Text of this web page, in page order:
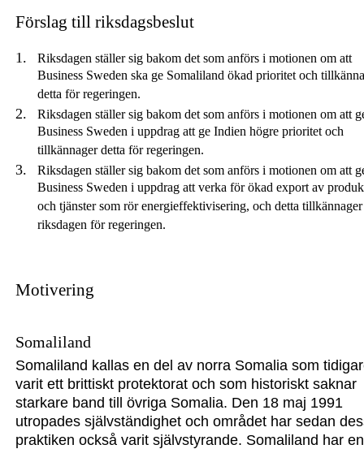
Förslag till riksdagsbeslut
Riksdagen ställer sig bakom det som anförs i motionen om att
Business Sweden ska ge Somaliland ökad prioritet och
detta för regeringen.
Riksdagen ställer sig bakom det som anförs i motionen om att
Business Sweden i uppdrag att ge Indien högre prioritet och
tillkännager detta för regeringen.
Riksdagen ställer sig bakom det som anförs i motionen om att
Business Sweden i uppdrag att verka för ökad export av
och tjänster som rör energieffektivisering, och detta tillkännager
riksdagen för regeringen.
Motivering
Somaliland
Somaliland kallas en del av norra Somalia som
varit ett brittiskt protektorat och som historiskt saknar
starkare band till övriga Somalia. Den 18 maj 1991
utropades självständighet och området har sedan
praktiken också varit självstyrande. Somaliland har en